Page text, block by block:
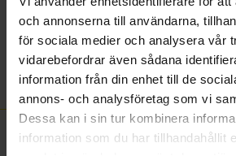
och annonserna till användarna,
för sociala medier och analysera vår
vidarebefordrar även sådana
information från din enhet till de
annons- och analysföretag som vi
Dessa kan i sin tur kombinera
information som du har tillhandahållit
Diamantfärg
Diamantklarhet
SI
Vikt ca (gram)
0.85
Total carat
0.200
FINNS OCKSÅ SOM